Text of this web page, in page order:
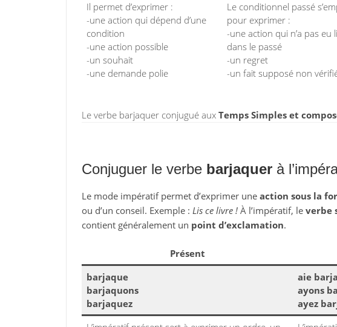
Il permet d’exprimer :
-une action qui dépend d’une
condition
-une action possible
-un souhait
-une demande polie
Le conditionnel passé
pour exprimer :
-une action qui n’a pas eu
dans le passé
-un regret
-un fait supposé non
Le verbe barjaquer conjugué aux Temps Simples et
Conjuguer le verbe barjaquerà
Le mode impératif permet d’exprimer une action sous la
ou d’un conseil. Exemple : Lis ce livre !À l’impératif, le verbe
contient généralement un point d’exclamation.
Présent
barjaque
barjaquons
barjaquez
aie
ayons
ayez